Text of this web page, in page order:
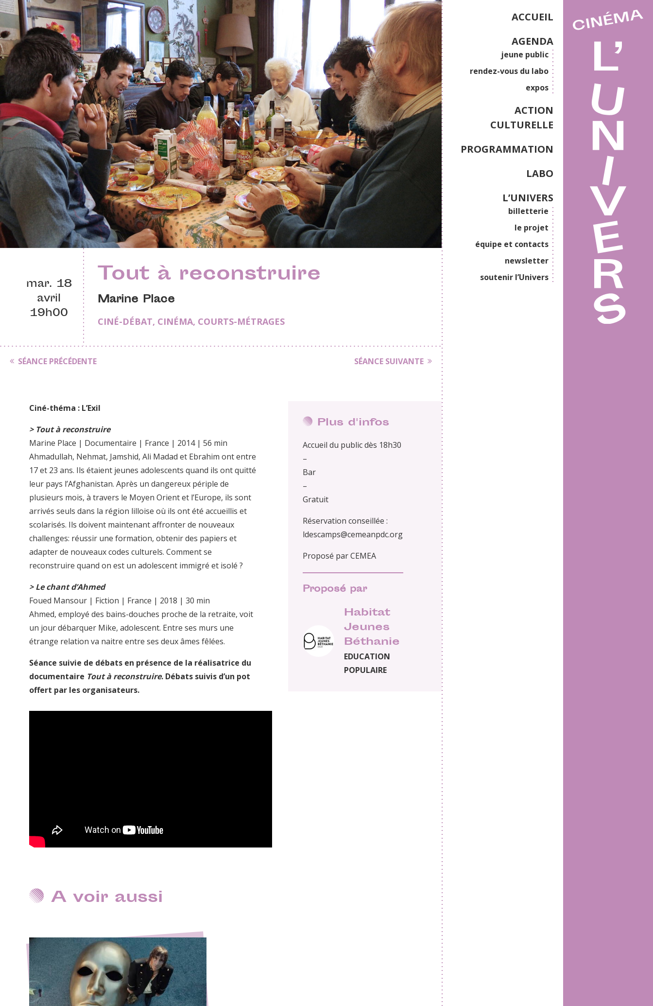
ACCUEIL
AGENDA
jeune public
rendez-vous du labo
expos
ACTION
CULTURELLE
PROGRAMMATION
LABO
L’UNIVERS
billetterie
le projet
équipe et contacts
newsletter
soutenir l’Univers
mar. 18
avril
19h00
Tout à reconstruire
Marine Place
CINÉ-DÉBAT, CINÉMA, COURTS-MÉTRAGES
SÉANCE PRÉCÉDENTE SÉANCE SUIVANTE
Plus d'infos
Accueil du public dès 18h30
–
Bar
–
Gratuit
Réservation conseillée :
ldescamps@cemeanpdc.org
Proposé par CEMEA
Proposé par
Habitat
Jeunes
Béthanie
EDUCATION
POPULAIRE
Ciné-théma : L’Exil
> Tout à reconstruire
Marine Place | Documentaire | France | 2014 | 56 min
Ahmadullah, Nehmat, Jamshid, Ali Madad et Ebrahim ont entre
17 et 23 ans. Ils étaient jeunes adolescents quand ils ont quitté
leur pays l’Afghanistan. Après un dangereux périple de
plusieurs mois, à travers le Moyen Orient et l’Europe, ils sont
arrivés seuls dans la région lilloise où ils ont été accueillis et
scolarisés. Ils doivent maintenant affronter de nouveaux
challenges: réussir une formation, obtenir des papiers et
adapter de nouveaux codes culturels. Comment se
reconstruire quand on est un adolescent immigré et isolé ?
> Le chant d’Ahmed
Foued Mansour | Fiction | France | 2018 | 30 min
Ahmed, employé des bains-douches proche de la retraite, voit
un jour débarquer Mike, adolescent. Entre ses murs une
étrange relation va naitre entre ses deux âmes fêlées.
Séance suivie de débats en présence de la réalisatrice du
documentaire Tout à reconstruire. Débats suivis d’un pot
offert par les organisateurs.
A voir aussi